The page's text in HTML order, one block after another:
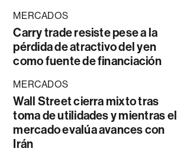
MERCADOS
Carry trade resiste pese a la
pérdida de atractivo del yen
como fuente de financiación
MERCADOS
Wall Street cierra mixto tras
toma de utilidades y mientras el
mercado evalúa avances con
Irán